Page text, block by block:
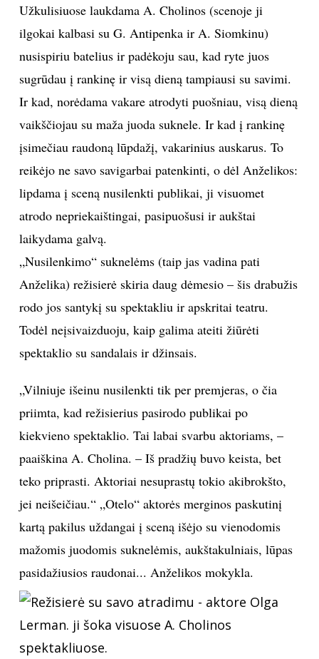
Užkulisiuose laukdama A. Cholinos (scenoje ji
ilgokai kalbasi su G. Antipenka ir A. Siomkinu)
nusispiriu batelius ir padėkoju sau, kad ryte juos
sugrūdau į rankinę ir visą dieną tampiausi su savimi.
Ir kad, norėdama vakare atrodyti puošniau, visą dieną
vaikščiojau su maža juoda suknele. Ir kad į rankinę
įsimečiau raudoną lūpdažį, vakarinius auskarus. To
reikėjo ne savo savigarbai patenkinti, o dėl Anželikos:
lipdama į sceną nusilenkti publikai, ji visuomet
atrodo nepriekaištingai, pasipuošusi ir aukštai
laikydama galvą.
„Nusilenkimo“ suknelėms (taip jas vadina pati
Anželika) režisierė skiria daug dėmesio – šis drabužis
rodo jos santykį su spektakliu ir apskritai teatru.
Todėl neįsivaizduoju, kaip galima ateiti žiūrėti
spektaklio su sandalais ir džinsais.
„Vilniuje išeinu nusilenkti tik per premjeras, o čia
priimta, kad režisierius pasirodo publikai po
kiekvieno spektaklio. Tai labai svarbu aktoriams, –
paaiškina A. Cholina. – Iš pradžių buvo keista, bet
teko priprasti. Aktoriai nesuprastų tokio akibrokšto,
jei neišeičiau.“ „Otelo“ aktorės merginos paskutinį
kartą pakilus uždangai į sceną išėjo su vienodomis
mažomis juodomis suknelėmis, aukštakulniais, lūpas
pasidažiusios raudonai... Anželikos mokykla.